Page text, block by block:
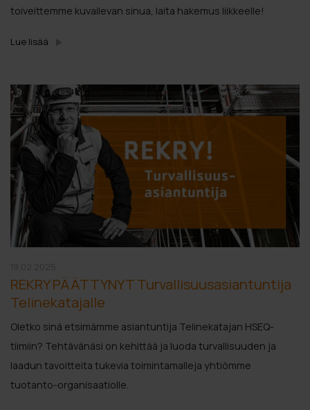
toiveittemme kuvailevan sinua, laita hakemus liikkeelle!
Lue lisää
REKRY PÄÄTTYNYT Turvallisuusasiantuntija
Telinekatajalle
Oletko sinä etsimämme asiantuntija Telinekatajan HSEQ-
tiimiin? Tehtävänäsi on kehittää ja luoda turvallisuuden ja
laadun tavoitteita tukevia toimintamalleja yhtiömme
tuotanto-organisaatiolle.